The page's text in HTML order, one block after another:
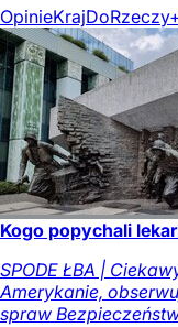
OpinieKrajDoRzeczy+
Kogo popychali
SPODE ŁBA |
Amerykanie,
spraw